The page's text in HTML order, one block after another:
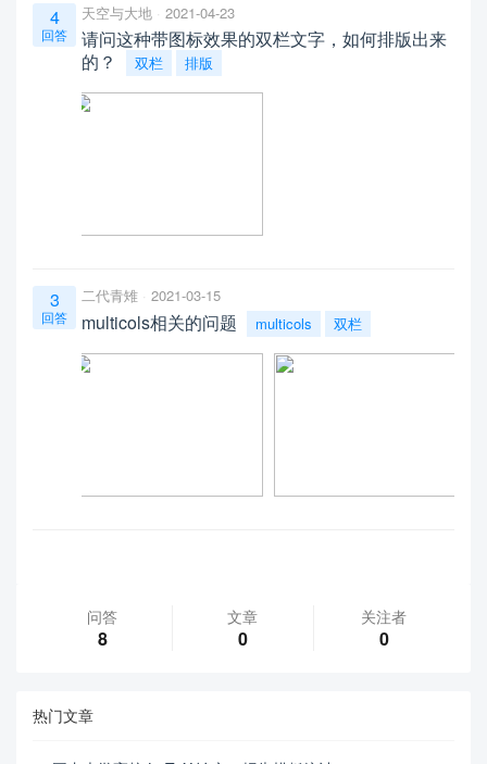
4
回答
天空与大地 2021-04-23
请问这种带图标效果的双栏文字，如何排版出来
的？
双栏 排版
3
回答
二代青雉 2021-03-15
multicols相关的问题 multicols 双栏
问答
8
文章
0
关注者
0
热门文章